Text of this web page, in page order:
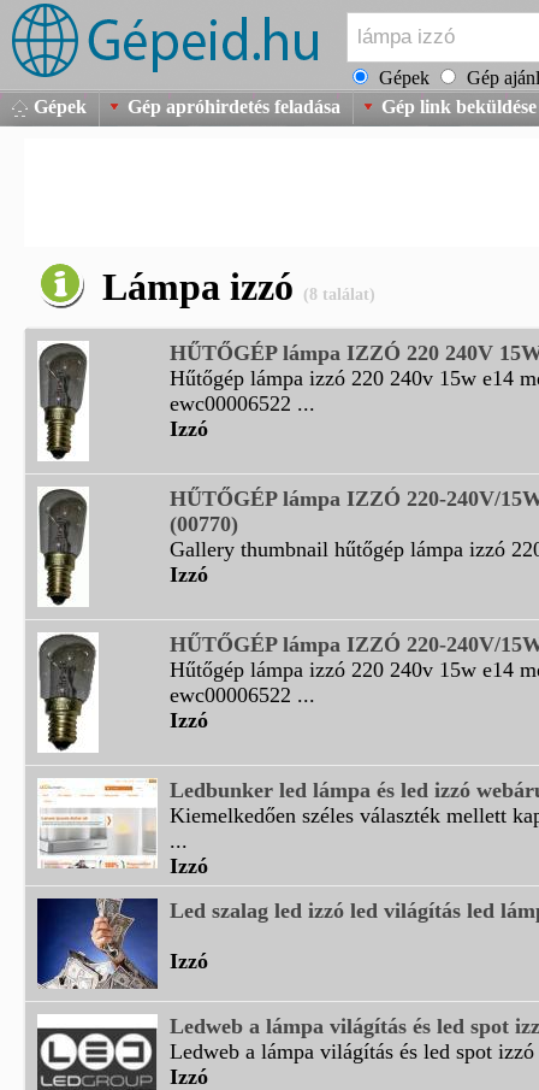
Gépek
Gép
Gépek
Gép apróhirdetés feladása Gép link beküldése
Lámpa izzó (8 találat)
HŰTŐGÉP lámpa IZZÓ 220 240V
Hűtőgép lámpa izzó 220 240v 15w e14
ewc00006522 ...
Izzó
HŰTŐGÉP lámpa IZZÓ 220-240V/
(00770)
Gallery thumbnail hűtőgép lámpa izzó
Izzó
HŰTŐGÉP lámpa IZZÓ 220-240V/
Hűtőgép lámpa izzó 220 240v 15w e14
ewc00006522 ...
Izzó
Ledbunker led lámpa és led izzó
Kiemelkedően széles választék mellett
...
Izzó
Led szalag led izzó led világítás led
Izzó
Ledweb a lámpa világítás és led spot
Ledweb a lámpa világítás és led spot
Izzó